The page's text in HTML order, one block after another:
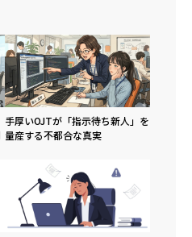
手厚いOJTが「指示待ち新人」を
量産する不都合な真実